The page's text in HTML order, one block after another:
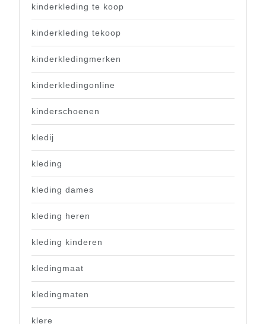
kinderkleding te koop
kinderkleding tekoop
kinderkledingmerken
kinderkledingonline
kinderschoenen
kledij
kleding
kleding dames
kleding heren
kleding kinderen
kledingmaat
kledingmaten
klere